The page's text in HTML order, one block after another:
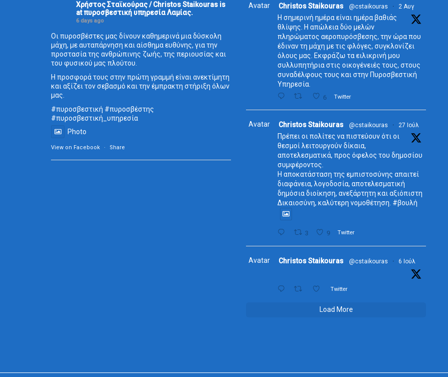
Χρήστος Σταϊκούρας / Christos Staikouras is
at πυροσβεστική υπηρεσία Λαμίας.
6 days ago
Οι πυροσβέστες μας δίνουν καθημερινά μια δύσκολη
μάχη, με αυταπάρνηση και αίσθημα ευθύνης, για την
προστασία της ανθρώπινης ζωής, της περιουσίας και
του φυσικού μας πλούτου.
Η προσφορά τους στην πρώτη γραμμή είναι ανεκτίμητη
και αξίζει τον σεβασμό και την έμπρακτη στήριξη όλων
μας.
#πυροσβεστική #πυροσβέστης
#πυροσβεστική_ υπηρεσία
Photo
View on Facebook · Share
Avatar Christos Staikouras @cstaikouras · 2 Αυγ
Η σημερινή ημέρα είναι ημέρα βαθιάς
θλίψης. Η απώλεια δύο μελών
πληρώματος αεροπυρόσβεσης, την ώρα που
έδιναν τη μάχη με τις φλόγες, συγκλονίζει
όλους μας. Εκφράζω τα ειλικρινή μου
συλλυπητήρια στις οικογένειές τους, στους
συναδέλφους τους και στην Πυροσβεστική
Υπηρεσία.
6 Twitter
Avatar Christos Staikouras @cstaikouras · 27 Ιούλ
Πρέπει οι πολίτες να πιστεύουν ότι οι
θεσμοί λειτουργούν δίκαια,
αποτελεσματικά, προς όφελος του δημοσίου
συμφέροντος.
Η αποκατάσταση της εμπιστοσύνης απαιτεί
διαφάνεια, λογοδοσία, αποτελεσματική
δημόσια διοίκηση, ανεξάρτητη και αξιόπιστη
Δικαιοσύνη, καλύτερη νομοθέτηση. #βουλή
3 9 Twitter
Avatar Christos Staikouras @cstaikouras · 6 Ιούλ
Twitter
Load More